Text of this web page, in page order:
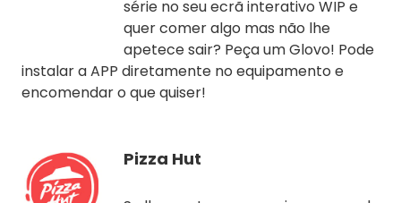
série no seu ecrã interativo WIP e
quer comer algo mas não lhe
apetece sair? Peça um Glovo! Pode
instalar a APP diretamente no equipamento e
encomendar o que quiser!
Pizza Hut